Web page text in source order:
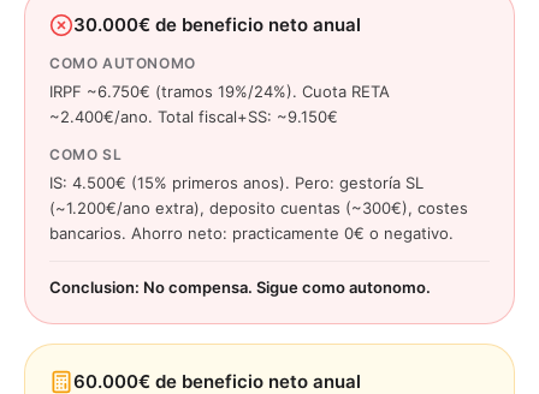
30.000€ de beneficio neto anual
COMO AUTONOMO
IRPF ~6.750€ (tramos 19%/24%). Cuota RETA
~2.400€/ano. Total fiscal+SS: ~9.150€
COMO SL
IS: 4.500€ (15% primeros anos). Pero: gestoría SL
(~1.200€/ano extra), deposito cuentas (~300€), costes
bancarios. Ahorro neto: practicamente 0€ o negativo.
Conclusion: No compensa. Sigue como autonomo.
60.000€ de beneficio neto anual